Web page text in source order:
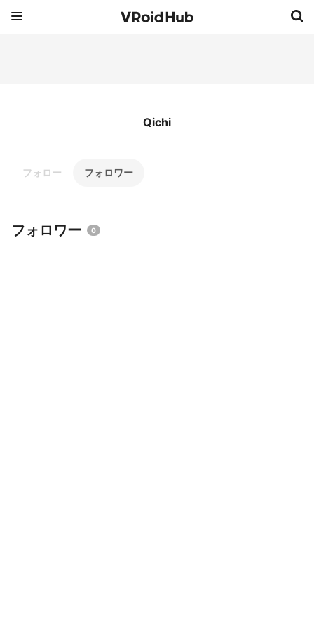
Qichi
フォロー フォロワー
フォロワー 0